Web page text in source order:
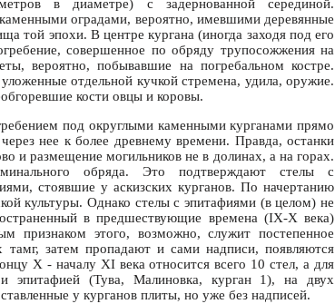
в диаметре) с задернованной серединой.
оградами, вероятно, имевшими деревянные
эпохи. В центре кургана (иногда заходя под его
совершенное по обряду трупосожжения на
вероятно, побывавшие на погребальном костре.
отдельной кучкой стремена, удила, оружие.
кости овцы и коровы.
под округлыми каменными курганами прямо
нее к более древнему времени. Правда, останки
и размещение могильников не в долинах, а на горах.
обряда. Это подтверждают стелы с
стоявшие у аскизских курганов. По начертанию
культуры. Однако стелы с эпитафиями (в целом) не
в предшествующие времена (IX-X века)
признаком этого, возможно, служит постепенное
тамг, затем пропадают и сами надписи, появляются
X - началу XI века относится всего 10 стел, а для
эпитафией (Тува, Малиновка, курган 1), на двух
у курганов плиты, но уже без надписей.